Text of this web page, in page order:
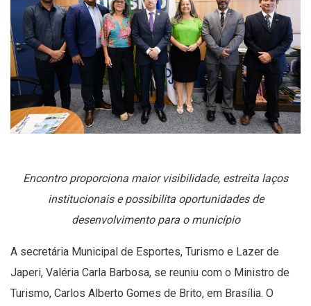
Encontro proporciona maior visibilidade, estreita laços
institucionais e possibilita oportunidades de
desenvolvimento para o município
A secretária Municipal de Esportes, Turismo e Lazer de
Japeri, Valéria Carla Barbosa, se reuniu com o Ministro de
Turismo, Carlos Alberto Gomes de Brito, em Brasília. O